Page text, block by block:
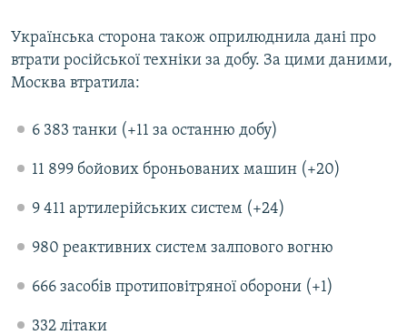
ВІДЕОУРОКИ «ELIFBE»
СВІДЧЕННЯ ОКУПАЦІЇ
УКРАЇНСЬКА ПРОБЛЕМА КРИМУ
Русский
Українська сторона також оприлюднила дані про
втрати російської техніки за добу. За цими даними,
Москва втратила:
6 383 танки (+11 за останню добу)
11 899 бойових броньованих машин (+20)
9 411 артилерійських систем (+24)
980 реактивних систем залпового вогню
666 засобів протиповітряної оборони (+1)
332 літаки